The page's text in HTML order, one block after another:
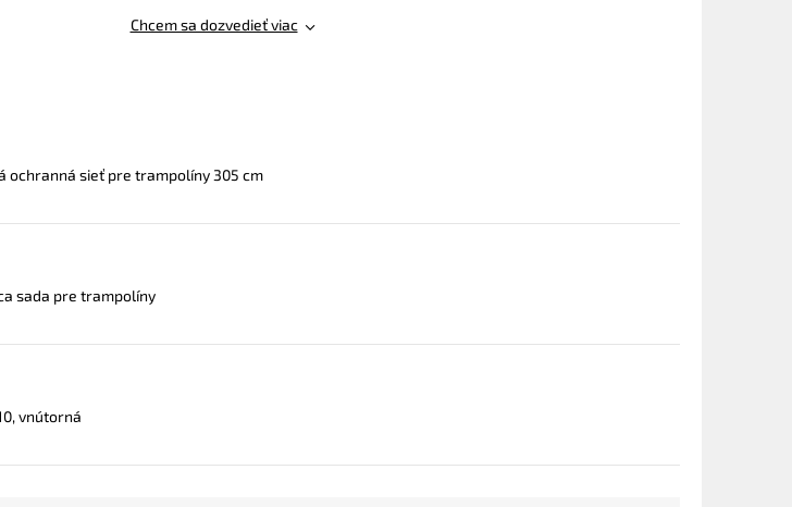
Chcem sa dozvedieť viac
ochranná sieť pre trampolíny 305 cm
sada pre trampolíny
vnútorná